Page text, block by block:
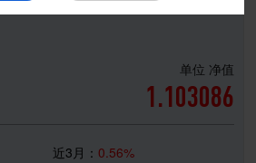
单位 净值
1.103086
近3月： 0.56%